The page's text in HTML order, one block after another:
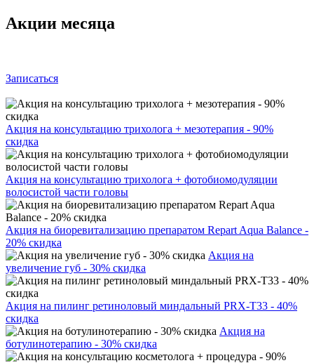
Акции месяца
Записаться
Акция на консультацию трихолога + мезотерапия - 90%
скидка
Акция на консультацию трихолога + фотобиомодуляции
волосистой части головы
Акция на биоревитализацию препаратом Repart Aqua Balance -
20% скидка
Акция на
увеличение губ - 30% скидка
Акция на пилинг ретиноловый миндальный PRX-T33 - 40%
скидка
Акция на
ботулинотерапию - 30% скидка